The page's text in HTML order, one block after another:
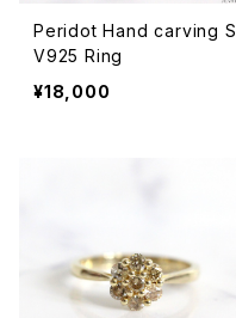
Peridot Hand carving S
V925 Ring
¥18,000